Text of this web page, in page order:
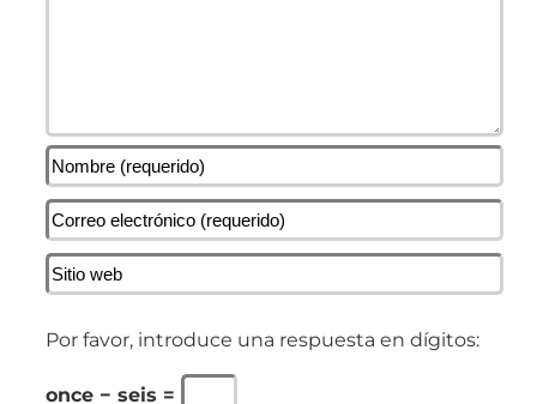
Por favor, introduce una respuesta en dígitos:
once − seis =